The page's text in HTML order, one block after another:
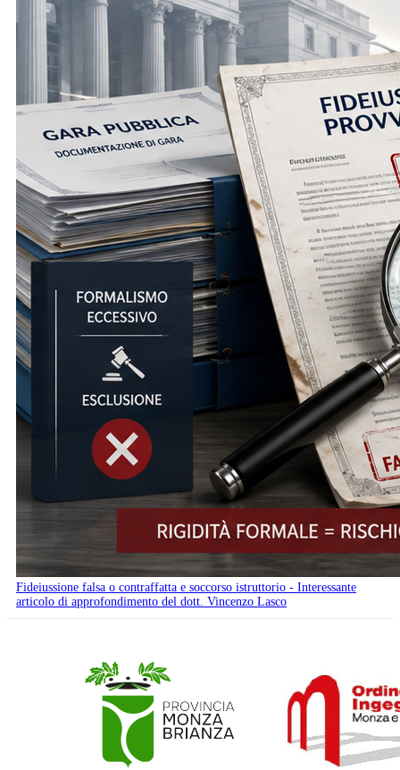
Fideiussione falsa o contraffatta e soccorso istruttorio - Interessante
articolo di approfondimento del dott. Vincenzo Lasco